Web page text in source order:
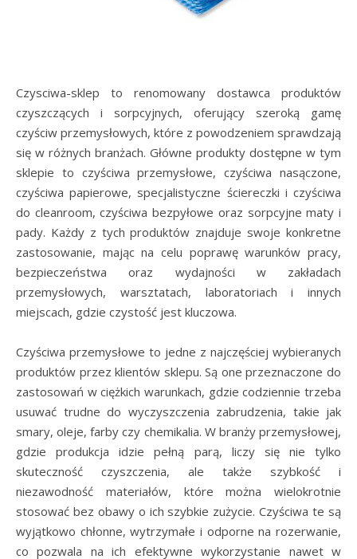
Czysciwa-sklep to renomowany dostawca produktów
czyszczących i sorpcyjnych, oferujący szeroką gamę
czyściw przemysłowych, które z powodzeniem sprawdzają
się w różnych branżach. Główne produkty dostępne w tym
sklepie to czyściwa przemysłowe, czyściwa nasączone,
czyściwa papierowe, specjalistyczne ściereczki i czyściwa
do cleanroom, czyściwa bezpyłowe oraz sorpcyjne maty i
pady. Każdy z tych produktów znajduje swoje konkretne
zastosowanie, mając na celu poprawę warunków pracy,
bezpieczeństwa oraz wydajności w zakładach
przemysłowych, warsztatach, laboratoriach i innych
miejscach, gdzie czystość jest kluczowa.
Czyściwa przemysłowe to jedne z najczęściej wybieranych
produktów przez klientów sklepu. Są one przeznaczone do
zastosowań w ciężkich warunkach, gdzie codziennie trzeba
usuwać trudne do wyczyszczenia zabrudzenia, takie jak
smary, oleje, farby czy chemikalia. W branży przemysłowej,
gdzie produkcja idzie pełną parą, liczy się nie tylko
skuteczność czyszczenia, ale także szybkość i
niezawodność materiałów, które można wielokrotnie
stosować bez obawy o ich szybkie zużycie. Czyściwa te są
wyjątkowo chłonne, wytrzymałe i odporne na rozerwanie,
co pozwala na ich efektywne wykorzystanie nawet w